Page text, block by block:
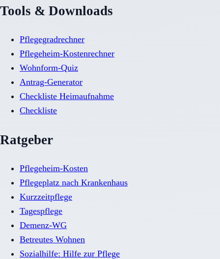
Tools & Downloads
Pflegegradrechner
Pflegeheim-Kostenrechner
Wohnform-Quiz
Antrag-Generator
Checkliste Heimaufnahme
Checkliste
Ratgeber
Pflegeheim-Kosten
Pflegeplatz nach Krankenhaus
Kurzzeitpflege
Tagespflege
Demenz-WG
Betreutes Wohnen
Sozialhilfe: Hilfe zur Pflege